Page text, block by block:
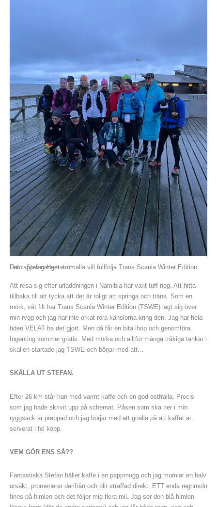
Det tappra gänget som alla vill fullfölja Trans Scania Winter Edition. Foto: Stefan Hemström
Att resa sig efter urladdningen i Namibia har varit tuff nog. Att hitta
tillbaka till att tycka att det är roligt att springa och träna. Som en
mörk, våt filt har Trans Scania Winter Edition (TSWE) lagt sig över
min rygg och jag har inte orkat röra känslorna kring den. Jag har hela
tiden VELAT ha det gjort. Men då får en bita ihop och genomföra.
Ingenting kommer gratis. Med mörka och alltför många tråkiga tankar i
skallen startade jag TSWE och börjar med att…
SKÄLLA UT STEFAN.
Efter 26 km står han med varmt kaffe och en god ostfralla. Precis
som jag hade skrivit upp på schemat. Påsen som ska ner i min
ryggsäck är preppad och jag börjar med att gnälla på att kaffet är
serverat i fel kopp.
VEM GÖR ENS SÅ??
Fantastiska Stefan häller kaffe i en pappmugg och jag mumlar en halv
ursäkt, promenerar därifrån och blir straffad direkt. ETT enda regnmoln
finns på himlen och det följer mig flera mil. Jag ser den blå himlen